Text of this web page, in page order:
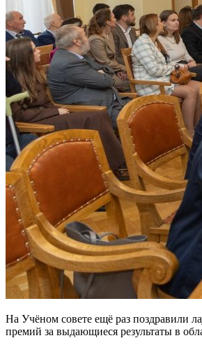
На Учёном совете ещё раз поздравили
премий за выдающиеся результаты в